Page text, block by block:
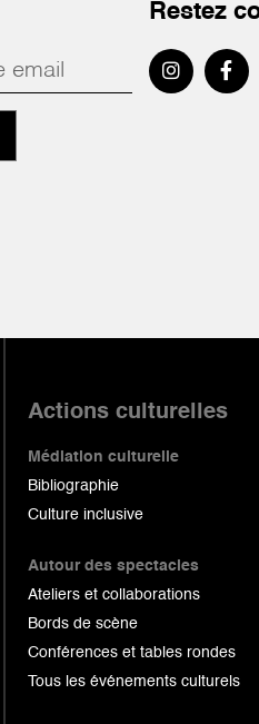
Restez
Actions culturelles
Médiation culturelle
Bibliographie
Culture inclusive
Autour des spectacles
Ateliers et collaborations
Bords de scène
Conférences et tables rondes
Tous les événements culturels